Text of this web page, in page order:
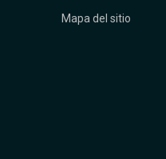
Mapa del sitio